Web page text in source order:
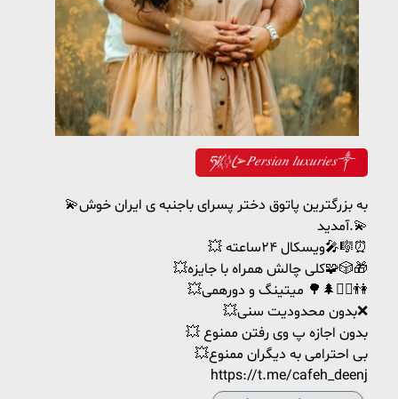
ཧᜰ꙰ꦿ➢𝑃𝑒𝑟𝑠𝑖𝑎𝑛 𝑙𝑢𝑥𝑢𝑟𝑖𝑒𝑠༒
💫به بزرگترین پاتوق دختر پسرای باجنبه ی ایران خوش
آمدید.💫
💥 ویسکال ۲۴ساعته🎤🎼⏰
💥کلی چالش همراه با جایزه🧩🎲🎁
💥میتینگ و دورهمی 🌳🌲🧗‍♂️👫
💥بدون محدودیت سنی❌
💥 بدون اجازه پ وی رفتن ممنوع
💥بی احترامی به دیگران ممنوع
https://t.me/cafeh_deenj